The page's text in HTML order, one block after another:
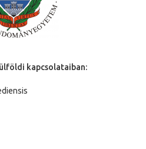
kapcsolataiban: